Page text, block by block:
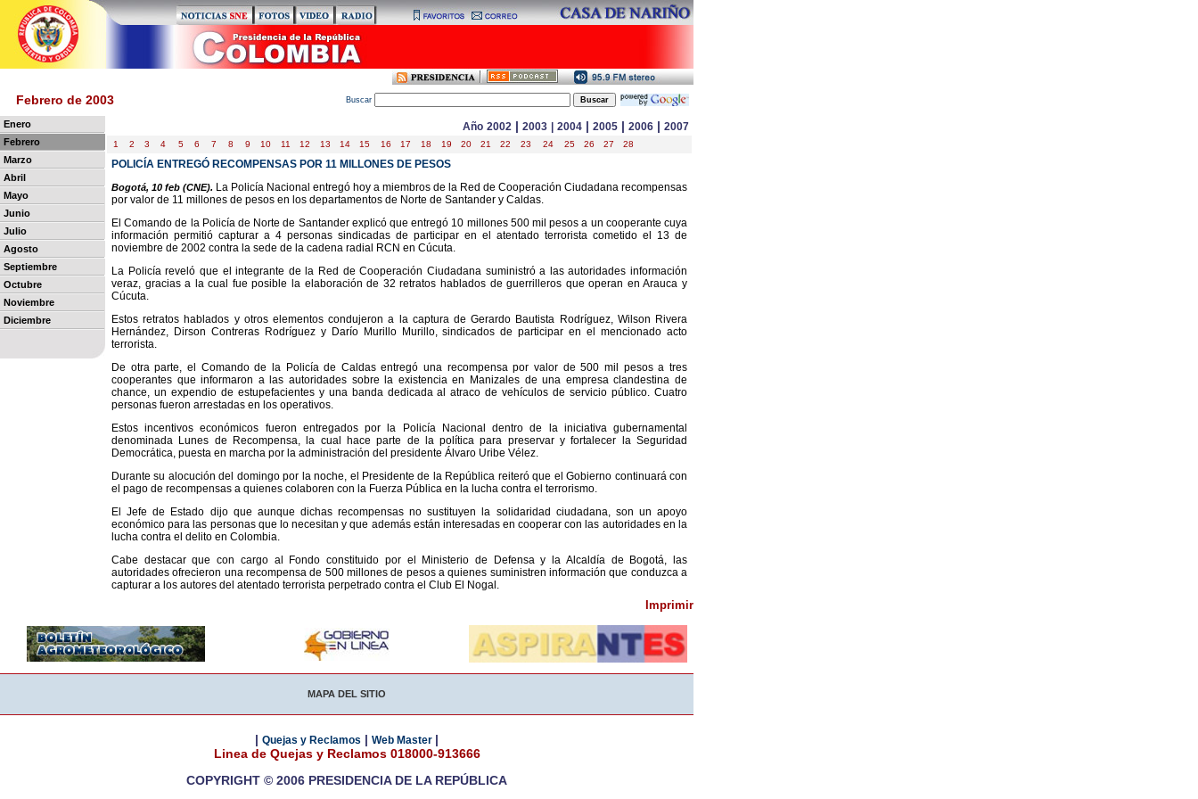
Febrero de 2003 Buscar
Enero
Febrero
Marzo
Abril
Mayo
Junio
Julio
Agosto
Septiembre
Octubre
Noviembre
Diciembre
Año 2002 | 2003 2004 | 2005 | 2006 | 2007
1 2 3 4 5 6 7 8 9 10 11 12 13 14 15 16 17 18 19 20 21 22 23 24 25 26 27 28
POLICÍA ENTREGÓ RECOMPENSAS POR 11 MILLONES DE PESOS
Bogotá, 10 feb (CNE). La Policía Nacional entregó hoy a miembros de la Red de Cooperación Ciudadana recompensas
por valor de 11 millones de pesos en los departamentos de Norte de Santander y Caldas.
El Comando de la Policía de Norte de Santander explicó que entregó 10 millones 500 mil pesos a un cooperante cuya
información permitió capturar a 4 personas sindicadas de participar en el atentado terrorista cometido el 13 de
noviembre de 2002 contra la sede de la cadena radial RCN en Cúcuta.
La Policía reveló que el integrante de la Red de Cooperación Ciudadana suministró a las autoridades información
veraz, gracias a la cual fue posible la elaboración de 32 retratos hablados de guerrilleros que operan en Arauca y
Cúcuta.
Estos retratos hablados y otros elementos condujeron a la captura de Gerardo Bautista Rodríguez, Wilson Rivera
Hernández, Dirson Contreras Rodríguez y Darío Murillo Murillo, sindicados de participar en el mencionado acto
terrorista.
De otra parte, el Comando de la Policía de Caldas entregó una recompensa por valor de 500 mil pesos a tres
cooperantes que informaron a las autoridades sobre la existencia en Manizales de una empresa clandestina de
chance, un expendio de estupefacientes y una banda dedicada al atraco de vehículos de servicio público. Cuatro
personas fueron arrestadas en los operativos.
Estos incentivos económicos fueron entregados por la Policía Nacional dentro de la iniciativa gubernamental
denominada Lunes de Recompensa, la cual hace parte de la política para preservar y fortalecer la Seguridad
Democrática, puesta en marcha por la administración del presidente Álvaro Uribe Vélez.
Durante su alocución del domingo por la noche, el Presidente de la República reiteró que el Gobierno continuará con
el pago de recompensas a quienes colaboren con la Fuerza Pública en la lucha contra el terrorismo.
El Jefe de Estado dijo que aunque dichas recompensas no sustituyen la solidaridad ciudadana, son un apoyo
económico para las personas que lo necesitan y que además están interesadas en cooperar con las autoridades en la
lucha contra el delito en Colombia.
Cabe destacar que con cargo al Fondo constituido por el Ministerio de Defensa y la Alcaldía de Bogotá, las
autoridades ofrecieron una recompensa de 500 millones de pesos a quienes suministren información que conduzca a
capturar a los autores del atentado terrorista perpetrado contra el Club El Nogal.
Imprimir
MAPA DEL SITIO
| Quejas y Reclamos | Web Master |
Linea de Quejas y Reclamos 018000-913666
COPYRIGHT © 2006 PRESIDENCIA DE LA REPÚBLICA